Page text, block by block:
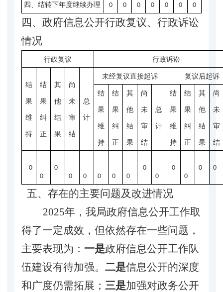
四、结转下年度继续办理 0 0 0 0 0 0 0
四、政府信息公开行政复议、行政诉讼
情况
行政复议 行政诉讼
结
果
维
持
结
果
纠
正
其
他
结
果
尚
未
审
结
总
计
未经复议直接起诉 复议后起诉
结
果
维
持
结
果
纠
正
其
他
结
果
尚
未
审
结
总
计
结
果
维
持
结
果
纠
正
其
他
结
果
尚
未
审
结
0
0
0
0
0 0 0 0
0
0
0
0
0 0
五、存在的主要问题及改进情况
2025年，我局政府信息公开工作取
得了一定成效，但依然存在一些问题，
主要表现为： 一是政府信息公开工作队
伍建设有待加强。 二是信息公开的深度
和广度仍需拓展； 三是加强对政务公开